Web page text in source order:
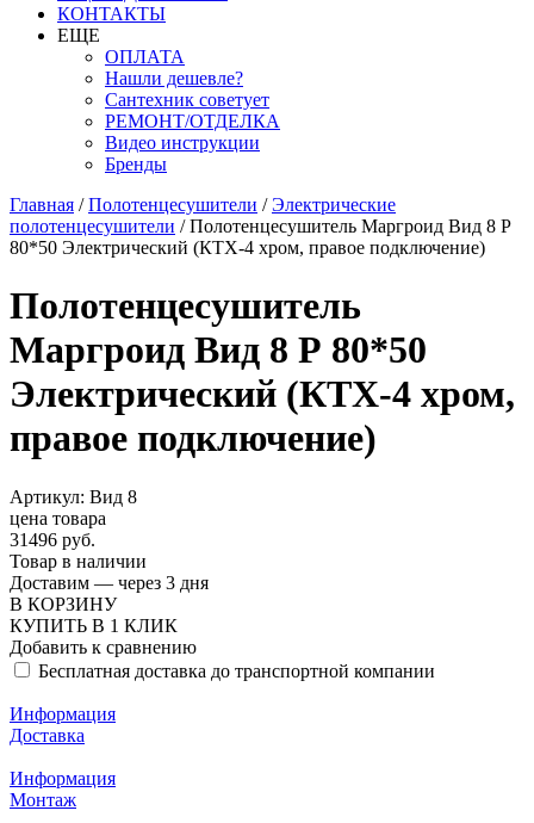
КОНТАКТЫ
ЕЩЕ
ОПЛАТА
Нашли дешевле?
Сантехник советует
РЕМОНТ/ОТДЕЛКА
Видео инструкции
Бренды
Главная /Полотенцесушители /Электрические
полотенцесушители /Полотенцесушитель Маргроид Вид 8 Р
80*50 Электрический (КТХ-4 хром, правое подключение)
Полотенцесушитель
Маргроид Вид 8 Р 80*50
Электрический (КТХ-4 хром,
правое подключение)
Артикул: Вид 8
цена товара
31496 руб.
Товар в наличии
Доставим — через 3 дня
В КОРЗИНУ
КУПИТЬ В 1 КЛИК
Добавить к сравнению
Бесплатная доставка до транспортной компании
Информация
Доставка
Информация
Монтаж